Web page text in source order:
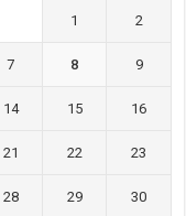
1 2
7 8 9
14 15 16
21 22 23
28 29 30